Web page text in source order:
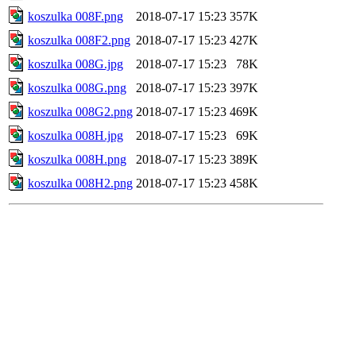
koszulka 008F.png
2018-07-17 15:23 357K
koszulka 008F2.png 2018-07-17 15:23 427K
koszulka 008G.jpg
2018-07-17 15:23
78K
koszulka 008G.png
2018-07-17 15:23 397K
koszulka 008G2.png 2018-07-17 15:23 469K
koszulka 008H.jpg
2018-07-17 15:23
69K
koszulka 008H.png
2018-07-17 15:23 389K
koszulka 008H2.png 2018-07-17 15:23 458K